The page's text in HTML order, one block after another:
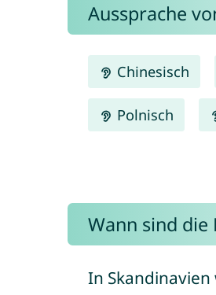
Aussprache
Chinesisch
Polnisch
Wann sind die
In